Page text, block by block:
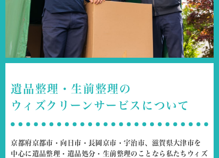
遺品整理・生前整理の
ウィズクリーンサービスについて
京都府京都市・向日市・長岡京市・宇治市、滋賀県大津市を
中心に遺品整理・遺品処分・生前整理のことなら私たちウィズ